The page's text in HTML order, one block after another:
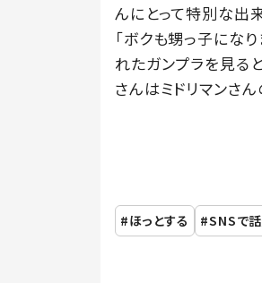
んにとって特別な出
「ボクも甥っ子にな
れたガンプラを見る
さんはミドリマンさ
ほっとする SNSで